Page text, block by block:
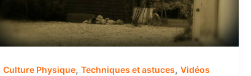
Culture Physique, Techniques et astuces, Vidéos